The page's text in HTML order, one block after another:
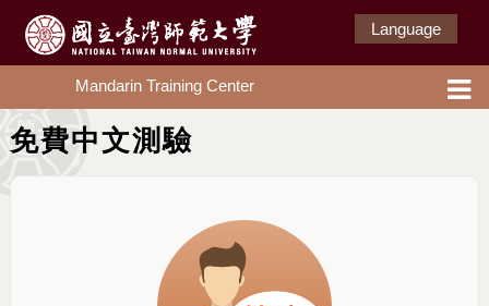
Language
Mandarin Training Center
免費中文測驗